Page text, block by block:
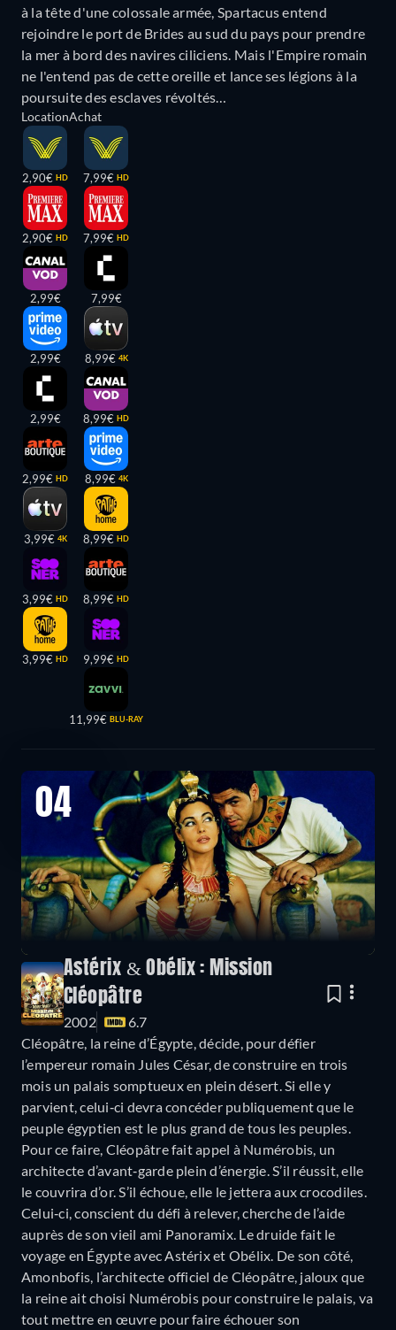
à la tête d'une colossale armée, Spartacus entend
rejoindre le port de Brides au sud du pays pour prendre
la mer à bord des navires ciliciens. Mais l'Empire romain
ne l'entend pas de cette oreille et lance ses légions à la
poursuite des esclaves révoltés…
Location
2,90€ HD
2,90€ HD
2,99€
2,99€
2,99€
2,99€ HD
3,99€ 4K
3,99€ HD
3,99€ HD
Achat
7,99€ HD
7,99€ HD
7,99€
8,99€ 4K
8,99€ HD
8,99€ 4K
8,99€ HD
8,99€ HD
9,99€ HD
11,99€ BLU-RAY
04
Astérix & Obélix : Mission
Cléopâtre
2002
6.7
Cléopâtre, la reine d’Égypte, décide, pour défier
l’empereur romain Jules César, de construire en trois
mois un palais somptueux en plein désert. Si elle y
parvient, celui‐ci devra concéder publiquement que le
peuple égyptien est le plus grand de tous les peuples.
Pour ce faire, Cléopâtre fait appel à Numérobis, un
architecte d’avant‐garde plein d’énergie. S’il réussit, elle
le couvrira d’or. S’il échoue, elle le jettera aux crocodiles.
Celui‐ci, conscient du défi à relever, cherche de l’aide
auprès de son vieil ami Panoramix. Le druide fait le
voyage en Égypte avec Astérix et Obélix. De son côté,
Amonbofis, l’architecte officiel de Cléopâtre, jaloux que
la reine ait choisi Numérobis pour construire le palais, va
tout mettre en œuvre pour faire échouer son